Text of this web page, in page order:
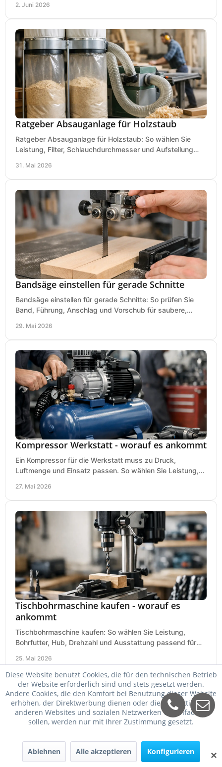
2. Juni 2026
Ratgeber Absauganlage für Holzstaub
Ratgeber Absauganlage für Holzstaub: So wählen Sie
Leistung, Filter, Schlauchdurchmesser und Aufstellung
31. Mai 2026
Bandsäge einstellen für gerade Schnitte
Bandsäge einstellen für gerade Schnitte: So prüfen Sie
Band, Führung, Anschlag und Vorschub für saubere,
29. Mai 2026
Kompressor Werkstatt - worauf es ankommt
Ein Kompressor für die Werkstatt muss zu Druck,
Luftmenge und Einsatz passen. So wählen Sie Leistung,
27. Mai 2026
Tischbohrmaschine kaufen - worauf es
ankommt
Tischbohrmaschine kaufen: So wählen Sie Leistung,
Bohrfutter, Hub, Drehzahl und Ausstattung passend für
25. Mai 2026
✕
Diese Website benutzt Cookies, die für den technischen Betrieb
der Website erforderlich sind und stets gesetzt werden.
Andere Cookies, die den Komfort bei Benutzung dieser Website
erhöhen, der Direktwerbung dienen oder die Interaktion mit
anderen Websites und sozialen Netzwerken vereinfachen
sollen, werden nur mit Ihrer Zustimmung gesetzt.
Ablehnen Alle akzeptieren Konfigurieren